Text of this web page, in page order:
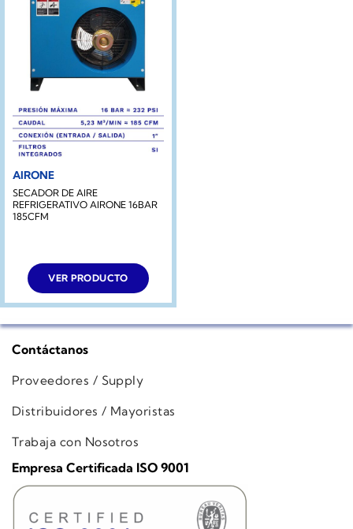
AIRONE
SECADOR DE AIRE
REFRIGERATIVO AIRONE 16BAR
185CFM
VER PRODUCTO
Contáctanos
Proveedores / Supply
Distribuidores / Mayoristas
Trabaja con Nosotros
Empresa Certificada ISO 9001